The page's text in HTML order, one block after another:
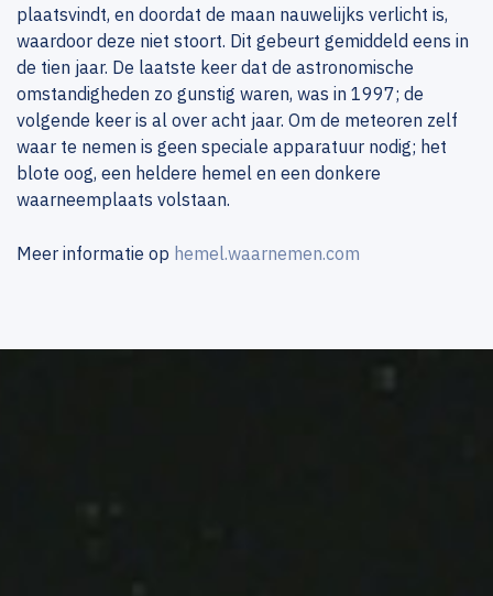
plaatsvindt, en doordat de maan nauwelijks verlicht is,
waardoor deze niet stoort. Dit gebeurt gemiddeld eens in
de tien jaar. De laatste keer dat de astronomische
omstandigheden zo gunstig waren, was in 1997; de
volgende keer is al over acht jaar. Om de meteoren zelf
waar te nemen is geen speciale apparatuur nodig; het
blote oog, een heldere hemel en een donkere
waarneemplaats volstaan.
Meer informatie op hemel.waarnemen.com